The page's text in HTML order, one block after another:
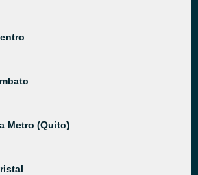
Metro (Quito)